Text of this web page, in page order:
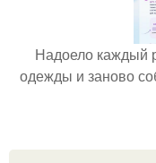
Надоело каждый
одежды и заново